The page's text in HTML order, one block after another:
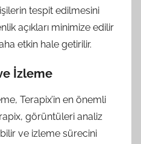
tespit edilmesini
açıkları minimize edilir
etkin hale getirilir.
İzleme
Terapix’in en önemli
görüntüleri analiz
ve izleme sürecini